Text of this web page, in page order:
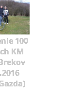
100
KM